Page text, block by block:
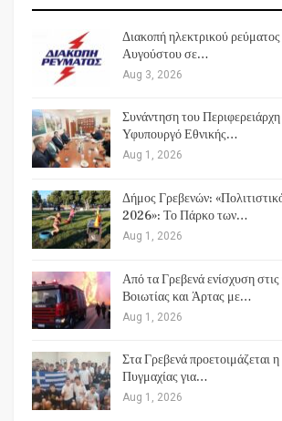
Διακοπή ηλεκτρικού
Αυγούστου σε…
Aug 3, 2026
Συνάντηση του
Υφυπουργό Εθνικής…
Aug 1, 2026
Δήμος Γρεβενών:
2026»: Το Πάρκο των…
Aug 1, 2026
Από τα Γρεβενά ενίσχυση στις
Βοιωτίας και Άρτας με…
Aug 1, 2026
Στα Γρεβενά προετοιμάζεται
Πυγμαχίας για…
Aug 1, 2026